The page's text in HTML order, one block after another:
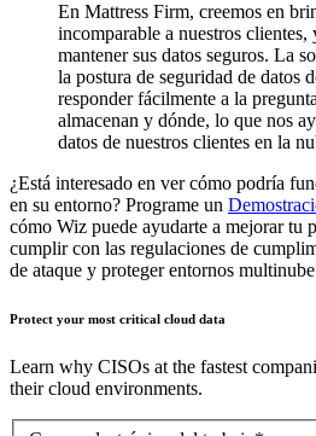
En Mattress Firm, creemos en
incomparable a nuestros clientes,
mantener sus datos seguros. La
la postura de seguridad de datos
responder fácilmente a la
almacenan y dónde, lo que nos
datos de nuestros clientes en la
¿Está interesado en ver cómo podría
en su entorno? Programe un
cómo Wiz puede ayudarte a mejorar tu
cumplir con las regulaciones de
de ataque y proteger entornos
Protect your most critical cloud data
Learn why CISOs at the fastest
their cloud environments.